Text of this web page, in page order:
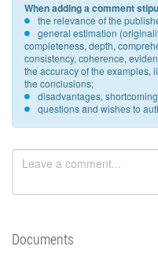
When adding a comment
the relevance of the
general estimation
completeness, depth,
consistency, coherence,
the accuracy of the examples,
the conclusions;
disadvantages,
questions and wishes to
Documents